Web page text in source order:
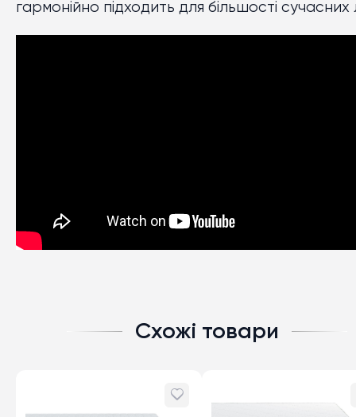
гармонійно підходить для більшості сучасних
Схожі товари